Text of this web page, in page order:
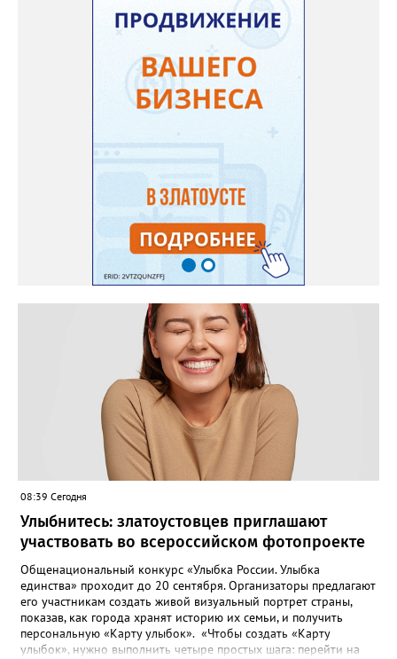
этого потребовалось обратиться в мэрию Златоуста.
08:39 Сегодня
Улыбнитесь: златоустовцев приглашают
участвовать во всероссийском фотопроекте
Общенациональный конкурс «Улыбка России. Улыбка
единства» проходит до 20 сентября. Организаторы предлагают
его участникам создать живой визуальный портрет страны,
показав, как города хранят историю их семьи, и получить
персональную «Карту улыбок». «Чтобы создать «Карту
улыбок», нужно выполнить четыре простых шага: перейти на